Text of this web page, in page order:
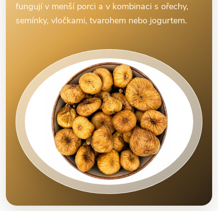
fungují v menší porci a v kombinaci s ořechy,
semínky, vločkami, tvarohem nebo jogurtem.